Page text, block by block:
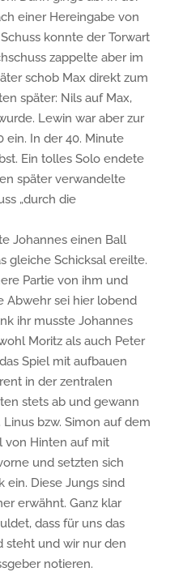
einer Hereingabe von
konnte der Torwart
zappelte aber im
schob Max direkt zum
später: Nils auf Max,
Lewin war aber zur
ein. In der 40. Minute
Ein tolles Solo endete
später verwandelte
„durch die
Johannes einen Ball
gleiche Schicksal ereilte.
Partie von ihm und
Abwehr sei hier lobend
ihr musste Johannes
Moritz als auch Peter
Spiel mit aufbauen
in der zentralen
stets ab und gewann
bzw. Simon auf dem
von Hinten auf mit
und setzten sich
ein. Diese Jungs sind
erwähnt. Ganz klar
dass für uns das
steht und wir nur den
notieren.